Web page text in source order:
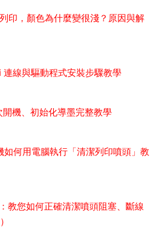
印，顏色為什麼變很淺？原因與解
連線與驅動程式安裝步驟教學
開機、初始化導墨完整教學
如何用電腦執行「清潔列印噴頭」教
教您如何正確清潔噴頭阻塞、斷線